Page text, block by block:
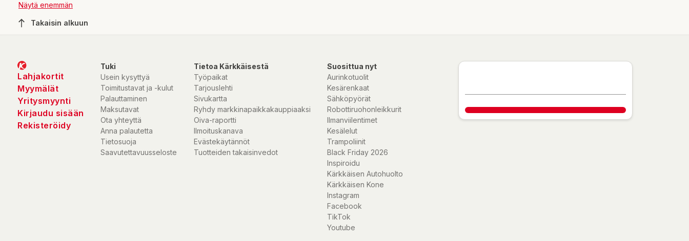
Näytä enemmän
Takaisin alkuun
Lahjakortit
Myymälät
Yritysmyynti
Kirjaudu sisään
Rekisteröidy
Tuki
Usein kysyttyä
Toimitustavat ja -kulut
Palauttaminen
Maksutavat
Ota yhteyttä
Anna palautetta
Tietosuoja
Saavutettavuusseloste
Tietoa Kärkkäisestä
Työpaikat
Tarjouslehti
Sivukartta
Ryhdy markkinapaikkakauppiaaksi
Oiva-raportti
Ilmoituskanava
Evästekäytännöt
Tuotteiden takaisinvedot
Suosittua nyt
Aurinkotuolit
Kesärenkaat
Sähköpyörät
Robottiruohonleikkurit
Ilmanviilentimet
Kesälelut
Trampoliinit
Black Friday 2026
Inspiroidu
Kärkkäisen Autohuolto
Kärkkäisen Kone
Instagram
Facebook
TikTok
Youtube